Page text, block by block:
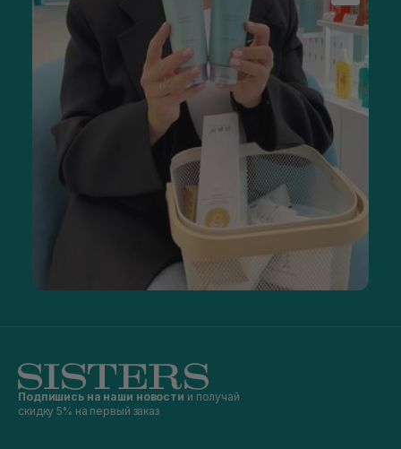
Подпишись на наши новости и получай
скидку 5% на первый заказ